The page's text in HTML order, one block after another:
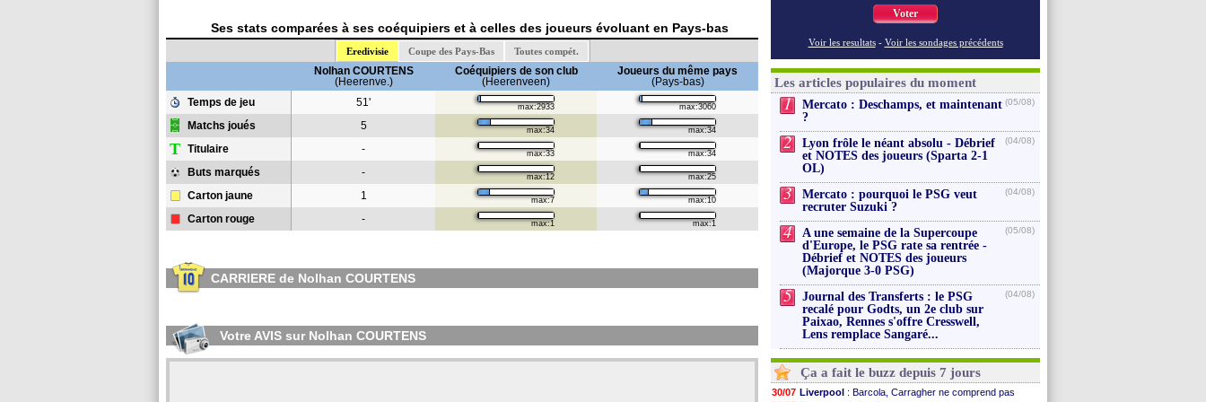
Ses stats comparées à ses coéquipiers et à celles des joueurs évoluant en Pays-bas
Eredivisie Coupe des Pays-Bas Toutes compét.
Nolhan COURTENS
(Heerenve.)
Coéquipiers de son club
(Heerenveen)
Joueurs du même pays
(Pays-bas)
Temps de jeu
51' max:2933 max:3060
Matchs joués 5 max:34 max:34
T Titulaire - max:33 max:34
Buts marqués - max:12 max:25
Carton jaune 1 max:7 max:10
Carton rouge - max:1 max:1
CARRIERE de Nolhan COURTENS
Votre AVIS sur Nolhan COURTENS
Voter
Voir les resultats - Voir les sondages précédents
Les articles populaires du moment
1
Mercato : Deschamps, et maintenant
?
(05/08)
2
Lyon frôle le néant absolu - Débrief
et NOTES des joueurs (Sparta 2-1
OL)
(04/08)
3
Mercato : pourquoi le PSG veut
recruter Suzuki ?
(04/08)
4
A une semaine de la Supercoupe
d'Europe, le PSG rate sa rentrée -
Débrief et NOTES des joueurs
(Majorque 3-0 PSG)
(05/08)
5
Journal des Transferts : le PSG
recalé pour Godts, un 2e club sur
Paixao, Rennes s'offre Cresswell,
Lens remplace Sangaré...
(04/08)
Ça a fait le buzz depuis 7 jours
30/07 Liverpool : Barcola, Carragher ne comprend pas